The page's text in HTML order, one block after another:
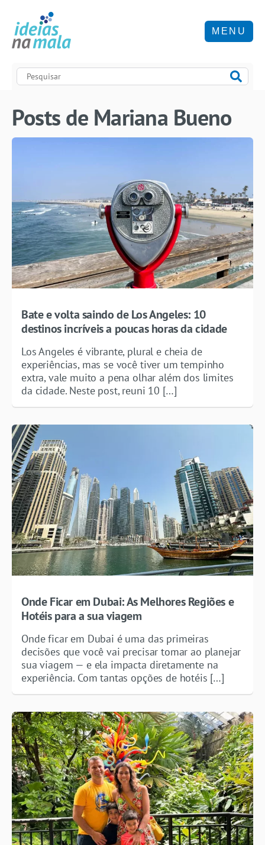
MENU
Posts de Mariana Bueno
Bate e volta saindo de Los Angeles: 10
destinos incríveis a poucas horas da cidade
Los Angeles é vibrante, plural e cheia de
experiências, mas se você tiver um tempinho
extra, vale muito a pena olhar além dos limites
da cidade. Neste post, reuni 10 […]
Onde Ficar em Dubai: As Melhores Regiões e
Hotéis para a sua viagem
Onde ficar em Dubai é uma das primeiras
decisões que você vai precisar tomar ao planejar
sua viagem — e ela impacta diretamente na
experiência. Com tantas opções de hotéis […]